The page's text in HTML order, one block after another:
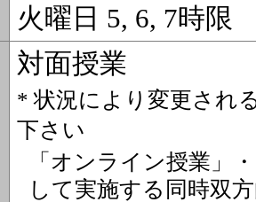
火曜日 5, 6, 7時限
対面授業
* 状況により変更され
下さい
「オンライン授業」
して実施する同時双